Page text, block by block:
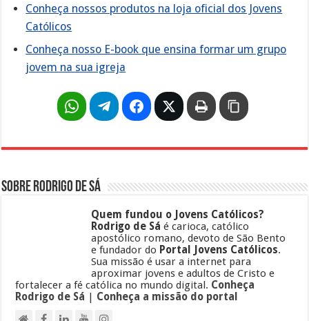
Conheça nossos produtos na loja oficial dos Jovens
Católicos
Conheça nosso E-book que ensina formar um grupo
jovem na sua igreja
Sobre Rodrigo de Sá
Quem fundou o Jovens Católicos?
Rodrigo de Sá é carioca, católico
apostólico romano, devoto de São Bento
e fundador do Portal Jovens Católicos.
Sua missão é usar a internet para
aproximar jovens e adultos de Cristo e
fortalecer a fé católica no mundo digital. Conheça
Rodrigo de Sá | Conheça a missão do portal